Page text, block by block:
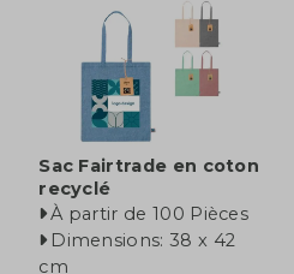
Sac Fairtrade en coton
recyclé
À partir de 100 Pièces
Dimensions: 38 x 42
cm